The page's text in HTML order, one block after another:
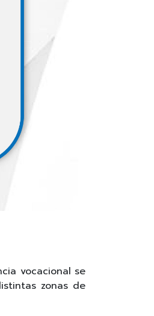
vocacional se
zonas de